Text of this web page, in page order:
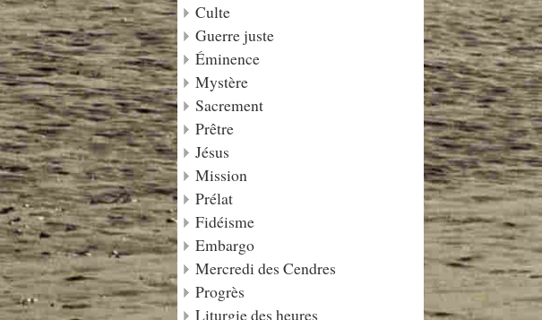
Culte
Guerre juste
Éminence
Mystère
Sacrement
Prêtre
Jésus
Mission
Prélat
Fidéisme
Embargo
Mercredi des Cendres
Progrès
Liturgie des heures